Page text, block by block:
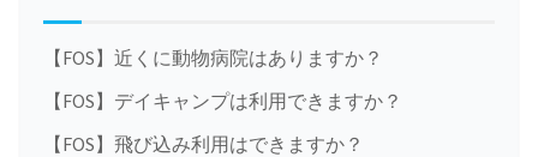
【FOS】近くに動物病院はありますか？
【FOS】デイキャンプは利用できますか？
【FOS】飛び込み利用はできますか？